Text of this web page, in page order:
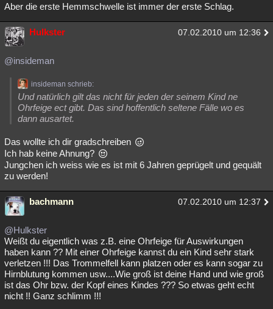
Aber die erste Hemmschwelle ist immer der erste Schlag.
Hulkster 07.02.2010 um 12:36
@insideman
insideman schrieb:
Und natürlich gilt das nicht für jeden der seinem Kind ne
Ohrfeige ect gibt. Das sind hoffentlich seltene Fälle wo es
dann ausartet.
Das wollte ich dir gradschreiben
Ich hab keine Ahnung?
Jungchen ich weiss wie es ist mit 6 Jahren geprügelt und gequält
zu werden!
bachmann 07.02.2010 um 12:37
@Hulkster
Weißt du eigentlich was z.B. eine Ohrfeige für Auswirkungen
haben kann ?? Mit einer Ohrfeige kannst du ein Kind sehr stark
verletzen !!! Das Trommelfell kann platzen oder es kann sogar zu
Hirnblutung kommen usw....Wie groß ist deine Hand und wie groß
ist das Ohr bzw. der Kopf eines Kindes ??? So etwas geht echt
nicht !! Ganz schlimm !!!